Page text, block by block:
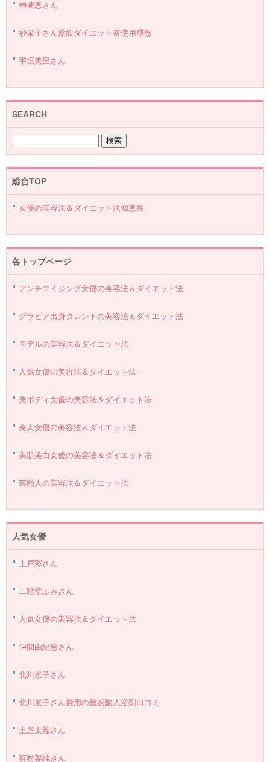
神崎恵さん
紗栄子さん愛飲ダイエット茶使用感想
宇垣美里さん
SEARCH
総合TOP
女優の美容法＆ダイエット法知恵袋
各トップページ
アンチエイジング女優の美容法＆ダイエット法
グラビア出身タレントの美容法＆ダイエット法
モデルの美容法＆ダイエット法
人気女優の美容法＆ダイエット法
美ボディ女優の美容法＆ダイエット法
美人女優の美容法＆ダイエット法
美肌美白女優の美容法＆ダイエット法
芸能人の美容法＆ダイエット法
人気女優
上戸彩さん
二階堂ふみさん
人気女優の美容法＆ダイエット法
仲間由紀恵さん
北川景子さん
北川景子さん愛用の重炭酸入浴剤口コミ
土屋太鳳さん
有村架純さん